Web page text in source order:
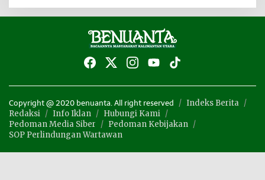
Copyright @ 2020 benuanta. All right reserved
Indeks Berita
Redaksi
Info Iklan
Hubungi Kami
Pedoman Media Siber
Pedoman Kebijakan
SOP Perlindungan Wartawan